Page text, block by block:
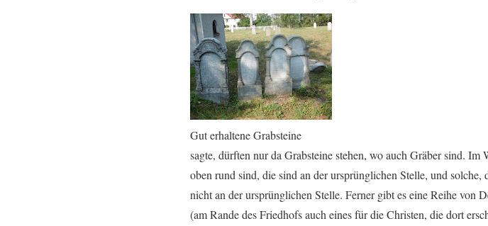
Gut erhaltene Grabsteine
sagte, dürften nur da Grabsteine stehen, wo auch Gräber sind.
oben rund sind, die sind an der ursprünglichen Stelle, und
nicht an der ursprünglichen Stelle. Ferner gibt es eine Reihe von
(am Rande des Friedhofs auch eines für die Christen, die dort